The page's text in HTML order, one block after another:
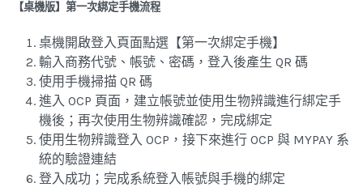
【桌機版】第一次綁定手機流程
桌機開啟登入頁面點選【第一次綁定手機】
輸入商務代號、帳號、密碼，登入後產生 QR 碼
使用手機掃描 QR 碼
進入 OCP 頁面，建立帳號並使用生物辨識進行綁定手
機後；再次使用生物辨識確認，完成綁定
使用生物辨識登入 OCP，接下來進行 OCP 與 MYPAY 系
統的驗證連結
登入成功；完成系統登入帳號與手機的綁定